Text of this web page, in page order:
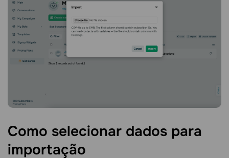
Como selecionar dados para
importação